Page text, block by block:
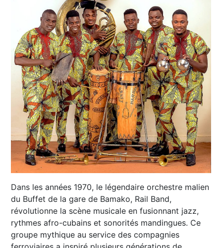
Dans les années 1970, le légendaire orchestre malien
du Buffet de la gare de Bamako, Rail Band,
révolutionne la scène musicale en fusionnant jazz,
rythmes afro-cubains et sonorités mandingues. Ce
groupe mythique au service des compagnies